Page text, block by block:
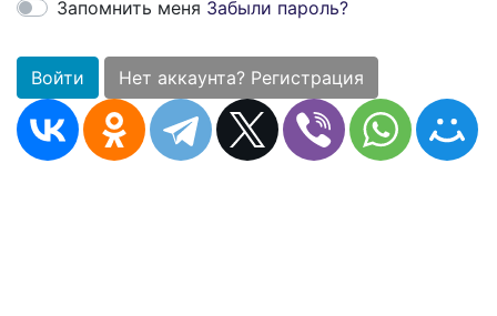
Запомнить меня Забыли пароль?
Войти Нет аккаунта? Регистрация